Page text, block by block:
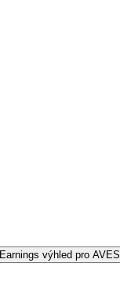
Earnings výhled pro AVES